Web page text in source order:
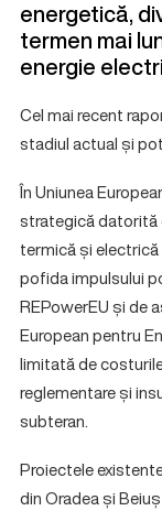
energetică,
termen mai
energie
Cel mai recent
stadiul actual și
În Uniunea
strategică datorită
termică și
pofida impulsului
REPowerEU și de
European pentru
limitată de
reglementare și
subteran.
Proiectele
din Oradea și